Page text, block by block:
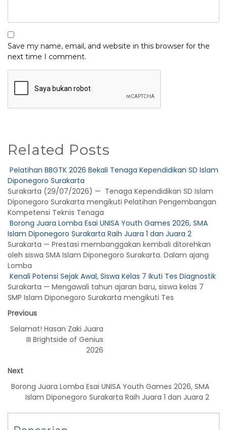
Save my name, email, and website in this browser for the
next time I comment.
Related Posts
Pelatihan BBGTK 2026 Bekali Tenaga Kependidikan SD Islam
Diponegoro Surakarta
Surakarta (29/07/2026) — Tenaga Kependidikan SD Islam
Diponegoro Surakarta mengikuti Pelatihan Pengembangan
Kompetensi Teknis Tenaga
Borong Juara Lomba Esai UNISA Youth Games 2026, SMA
Islam Diponegoro Surakarta Raih Juara 1 dan Juara 2
Surakarta — Prestasi membanggakan kembali ditorehkan
oleh siswa SMA Islam Diponegoro Surakarta. Dalam ajang
Lomba
Kenali Potensi Sejak Awal, Siswa Kelas 7 Ikuti Tes Diagnostik
Surakarta — Mengawali tahun ajaran baru, siswa kelas 7
SMP Islam Diponegoro Surakarta mengikuti Tes
Previous
Selamat! Hasan Zaki Juara
III Brightside of Genius
2026
Next
Borong Juara Lomba Esai UNISA Youth Games 2026, SMA
Islam Diponegoro Surakarta Raih Juara 1 dan Juara 2